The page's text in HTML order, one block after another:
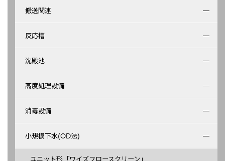
搬送関連
反応槽
沈殿池
高度処理設備
消毒設備
小規模下水(OD法)
ユニット形「ワイズフロースクリーン」